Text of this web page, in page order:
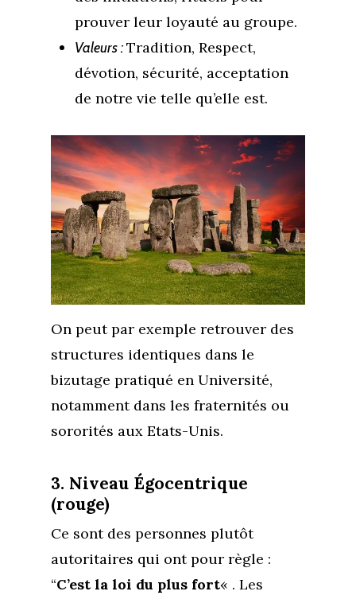
prouver leur loyauté au groupe.
Valeurs :Tradition, Respect,
dévotion, sécurité, acceptation
de notre vie telle qu’elle est.
On peut par exemple retrouver des
structures identiques dans le
bizutage pratiqué en Université,
notamment dans les fraternités ou
sororités aux Etats-Unis.
3. Niveau Égocentrique
(rouge)
Ce sont des personnes plutôt
autoritaires qui ont pour règle :
“C’est la loi du plus fort« . Les